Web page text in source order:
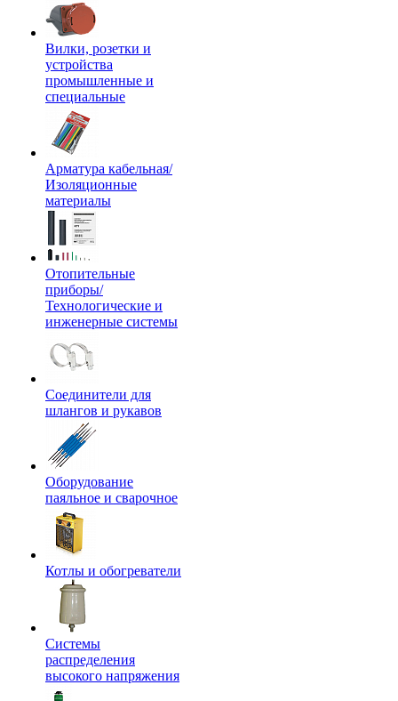
Вилки, розетки и
устройства
промышленные и
специальные
Арматура кабельная/
Изоляционные
материалы
Отопительные
приборы/
Технологические и
инженерные системы
Соединители для
шлангов и рукавов
Оборудование
паяльное и сварочное
Котлы и обогреватели
Системы
распределения
высокого напряжения